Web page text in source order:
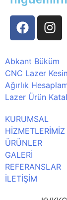
Abkant Büküm
CNC Lazer
Ağırlık
Lazer Ürün
KURUMSAL
HİZMETLERİMİZ
ÜRÜNLER
GALERİ
REFERANSLAR
İLETİŞİM